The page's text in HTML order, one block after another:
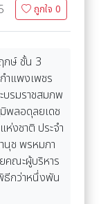
ถูกใจ 0
กษ์ ชั้น 3
ำแพงเพชร
รมราชสมภพ
พลอดุลยเดช
งชาติ ประจำ
นุช พรหมภา
คณะผู้บริหาร
ธีกว่าหนึ่งพัน